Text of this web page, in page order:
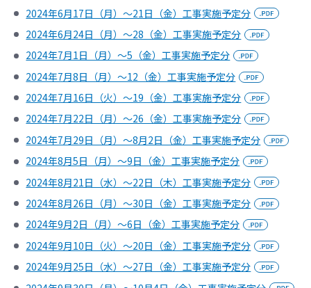
2024年6月17日（月）～21日（金）工事実施予定分
2024年6月24日（月）～28（金）工事実施予定分
2024年7月1日（月）～5（金）工事実施予定分
2024年7月8日（月）～12（金）工事実施予定分
2024年7月16日（火）～19（金）工事実施予定分
2024年7月22日（月）～26（金）工事実施予定分
2024年7月29日（月）～8月2日（金）工事実施予定分
2024年8月5日（月）～9日（金）工事実施予定分
2024年8月21日（水）～22日（木）工事実施予定分
2024年8月26日（月）～30日（金）工事実施予定分
2024年9月2日（月）～6日（金）工事実施予定分
2024年9月10日（火）～20日（金）工事実施予定分
2024年9月25日（水）～27日（金）工事実施予定分